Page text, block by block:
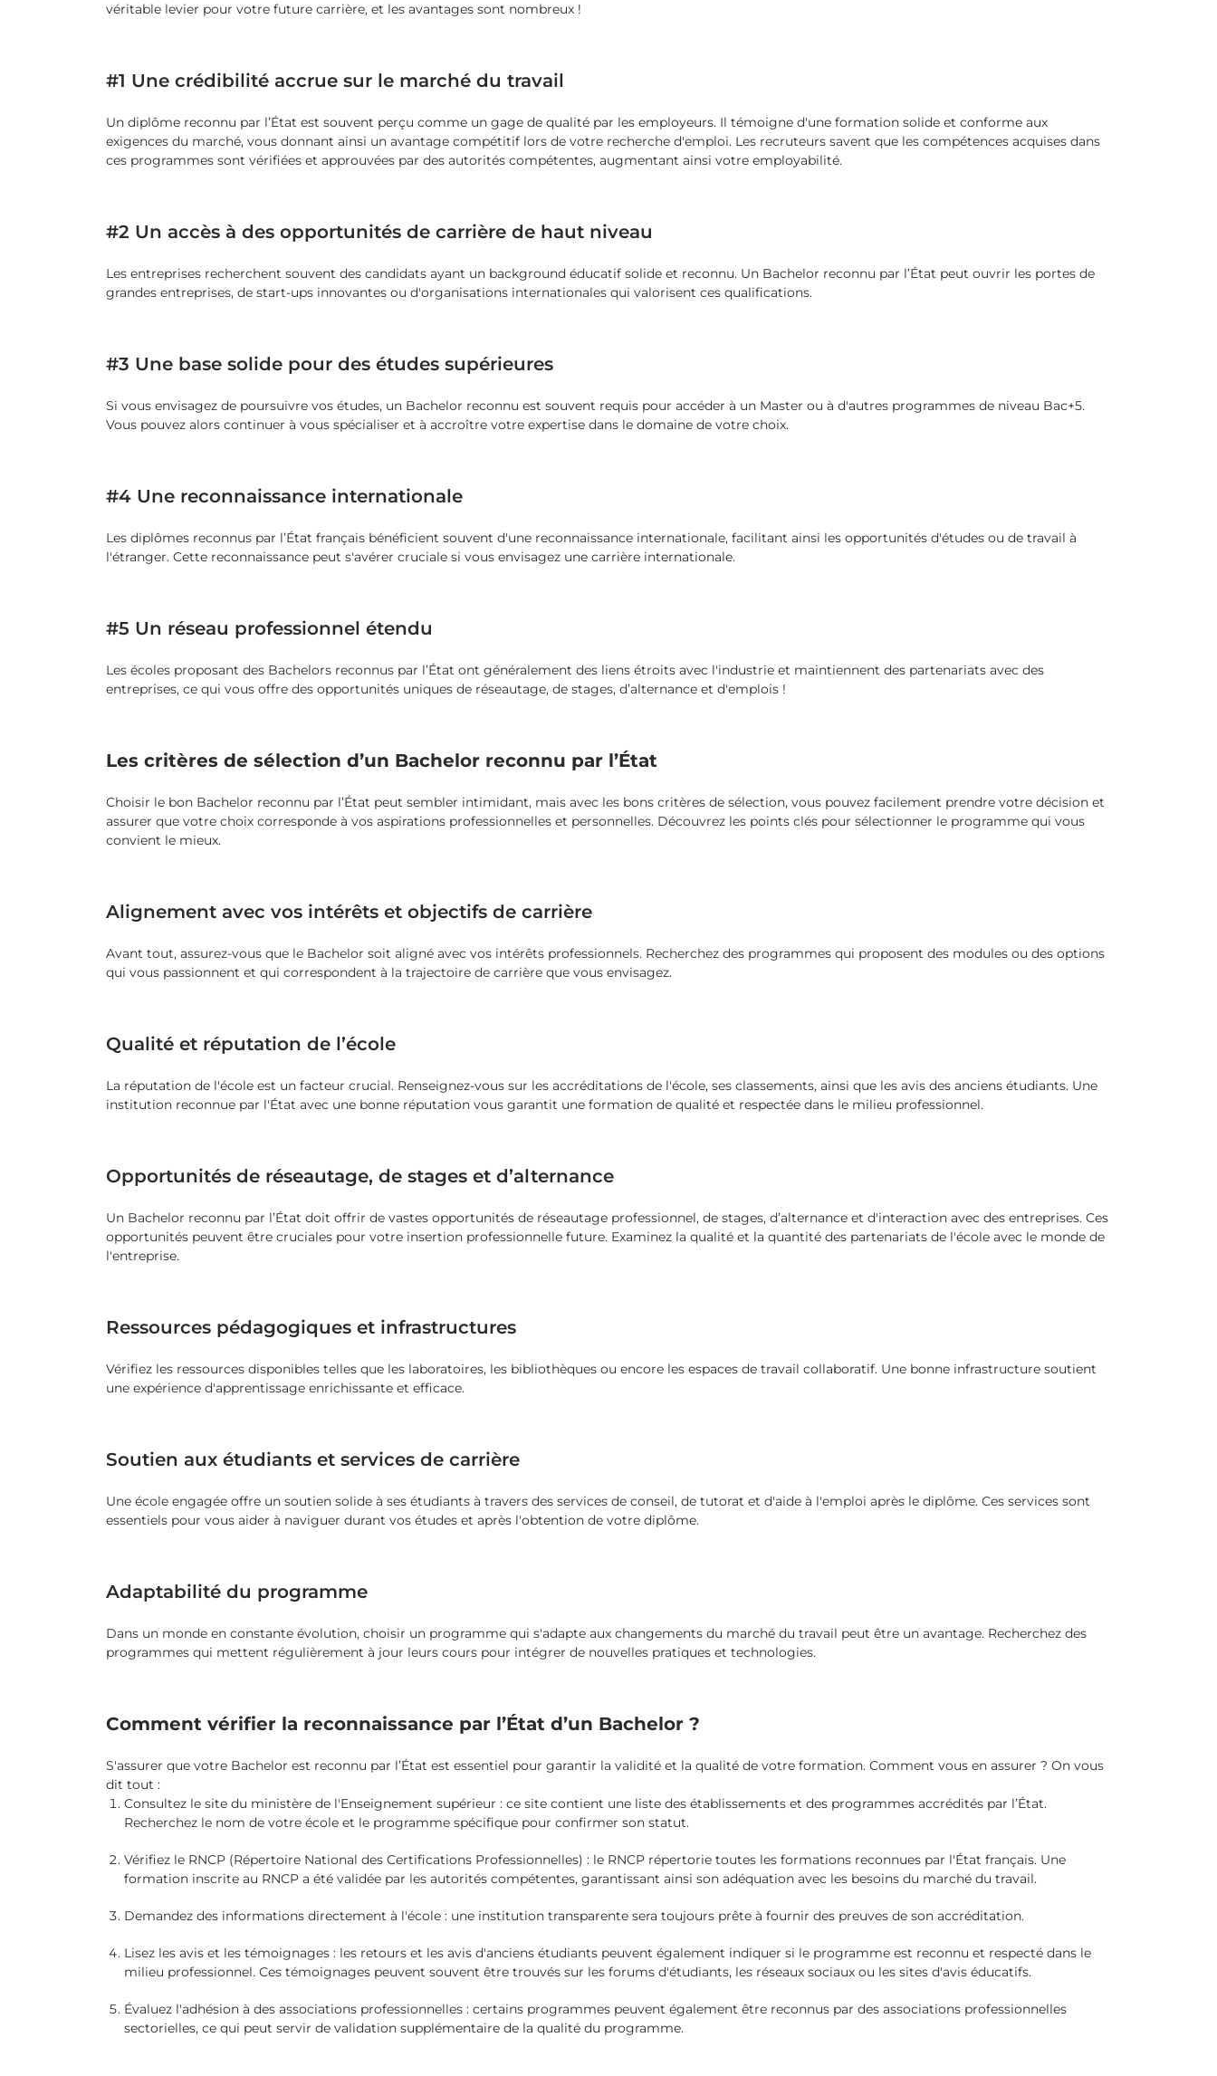
véritable levier pour votre future carrière, et les avantages sont nombreux !
#1 Une crédibilité accrue sur le marché du travail
Un diplôme reconnu par l’État est souvent perçu comme un gage de qualité par les employeurs. Il témoigne d'une formation solide et conforme aux
exigences du marché, vous donnant ainsi un avantage compétitif lors de votre recherche d'emploi. Les recruteurs savent que les compétences acquises dans
ces programmes sont vérifiées et approuvées par des autorités compétentes, augmentant ainsi votre employabilité.
#2 Un accès à des opportunités de carrière de haut niveau
Les entreprises recherchent souvent des candidats ayant un background éducatif solide et reconnu. Un Bachelor reconnu par l’État peut ouvrir les portes de
grandes entreprises, de start-ups innovantes ou d'organisations internationales qui valorisent ces qualifications.
#3 Une base solide pour des études supérieures
Si vous envisagez de poursuivre vos études, un Bachelor reconnu est souvent requis pour accéder à un Master ou à d'autres programmes de niveau Bac+5.
Vous pouvez alors continuer à vous spécialiser et à accroître votre expertise dans le domaine de votre choix.
#4 Une reconnaissance internationale
Les diplômes reconnus par l’État français bénéficient souvent d'une reconnaissance internationale, facilitant ainsi les opportunités d'études ou de travail à
l'étranger. Cette reconnaissance peut s'avérer cruciale si vous envisagez une carrière internationale.
#5 Un réseau professionnel étendu
Les écoles proposant des Bachelors reconnus par l’État ont généralement des liens étroits avec l'industrie et maintiennent des partenariats avec des
entreprises, ce qui vous offre des opportunités uniques de réseautage, de stages, d’alternance et d'emplois !
Les critères de sélection d’un Bachelor reconnu par l’État
Choisir le bon Bachelor reconnu par l’État peut sembler intimidant, mais avec les bons critères de sélection, vous pouvez facilement prendre votre décision et
assurer que votre choix corresponde à vos aspirations professionnelles et personnelles. Découvrez les points clés pour sélectionner le programme qui vous
convient le mieux.
Alignement avec vos intérêts et objectifs de carrière
Avant tout, assurez-vous que le Bachelor soit aligné avec vos intérêts professionnels. Recherchez des programmes qui proposent des modules ou des options
qui vous passionnent et qui correspondent à la trajectoire de carrière que vous envisagez.
Qualité et réputation de l’école
La réputation de l'école est un facteur crucial. Renseignez-vous sur les accréditations de l'école, ses classements, ainsi que les avis des anciens étudiants. Une
institution reconnue par l'État avec une bonne réputation vous garantit une formation de qualité et respectée dans le milieu professionnel.
Opportunités de réseautage, de stages et d’alternance
Un Bachelor reconnu par l’État doit offrir de vastes opportunités de réseautage professionnel, de stages, d’alternance et d'interaction avec des entreprises. Ces
opportunités peuvent être cruciales pour votre insertion professionnelle future. Examinez la qualité et la quantité des partenariats de l'école avec le monde de
l'entreprise.
Ressources pédagogiques et infrastructures
Vérifiez les ressources disponibles telles que les laboratoires, les bibliothèques ou encore les espaces de travail collaboratif. Une bonne infrastructure soutient
une expérience d'apprentissage enrichissante et efficace.
Soutien aux étudiants et services de carrière
Une école engagée offre un soutien solide à ses étudiants à travers des services de conseil, de tutorat et d'aide à l'emploi après le diplôme. Ces services sont
essentiels pour vous aider à naviguer durant vos études et après l'obtention de votre diplôme.
Adaptabilité du programme
Dans un monde en constante évolution, choisir un programme qui s'adapte aux changements du marché du travail peut être un avantage. Recherchez des
programmes qui mettent régulièrement à jour leurs cours pour intégrer de nouvelles pratiques et technologies.
Comment vérifier la reconnaissance par l’État d’un Bachelor ?
S'assurer que votre Bachelor est reconnu par l’État est essentiel pour garantir la validité et la qualité de votre formation. Comment vous en assurer ? On vous
dit tout :
Consultez le site du ministère de l'Enseignement supérieur : ce site contient une liste des établissements et des programmes accrédités par l’État.
Recherchez le nom de votre école et le programme spécifique pour confirmer son statut.
Vérifiez le RNCP (Répertoire National des Certifications Professionnelles) : le RNCP répertorie toutes les formations reconnues par l'État français. Une
formation inscrite au RNCP a été validée par les autorités compétentes, garantissant ainsi son adéquation avec les besoins du marché du travail.
Demandez des informations directement à l'école : une institution transparente sera toujours prête à fournir des preuves de son accréditation.
Lisez les avis et les témoignages : les retours et les avis d'anciens étudiants peuvent également indiquer si le programme est reconnu et respecté dans le
milieu professionnel. Ces témoignages peuvent souvent être trouvés sur les forums d'étudiants, les réseaux sociaux ou les sites d'avis éducatifs.
Évaluez l'adhésion à des associations professionnelles : certains programmes peuvent également être reconnus par des associations professionnelles
sectorielles, ce qui peut servir de validation supplémentaire de la qualité du programme.